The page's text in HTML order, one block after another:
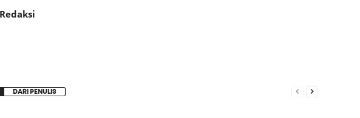
Redaksi
DARI PENULIS